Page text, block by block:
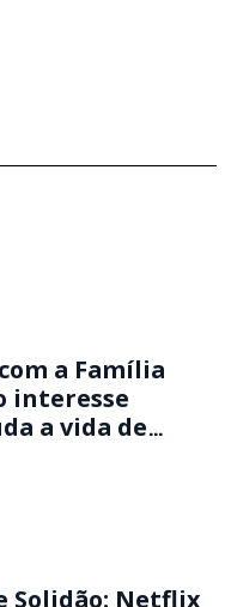
a Família
interesse
a vida de
Solidão: Netflix